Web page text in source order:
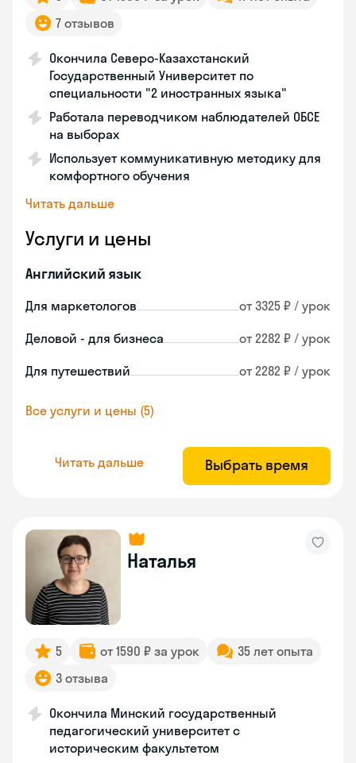
7 отзывов
Окончила Северо-Казахстанский
Государственный Университет по
специальности "2 иностранных языка"
Работала переводчиком наблюдателей ОБСЕ
на выборах
Использует коммуникативную методику для
комфортного обучения
Читать дальше
Услуги и цены
Английский язык
Для маркетологов от 3325 ₽ / урок
Деловой - для бизнеса от 2282 ₽ / урок
Для путешествий от 2282 ₽ / урок
Все услуги и цены (5)
Читать дальше Выбрать время
Наталья
5 от 1590 ₽ за урок
35 лет опыта
3 отзыва
Окончила Минский государственный
педагогический университет с
историческим факультетом